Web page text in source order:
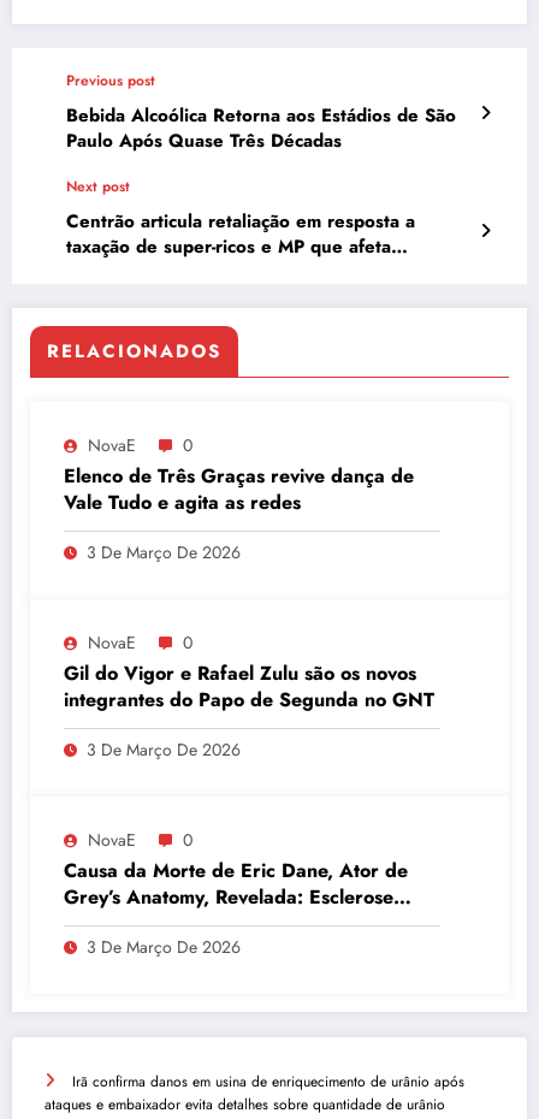
Previous post
Bebida Alcoólica Retorna aos Estádios de São
Paulo Após Quase Três Décadas
Next post
Centrão articula retaliação em resposta a
taxação de super-ricos e MP que afeta
RELACIONADOS
NovaE 0
Elenco de Três Graças revive dança de
Vale Tudo e agita as redes
3 De Março De 2026
NovaE 0
Gil do Vigor e Rafael Zulu são os novos
integrantes do Papo de Segunda no GNT
3 De Março De 2026
NovaE 0
Causa da Morte de Eric Dane, Ator de
Grey’s Anatomy, Revelada: Esclerose
Lateral Amiotrófica
3 De Março De 2026
Irã confirma danos em usina de enriquecimento de urânio após
ataques e embaixador evita detalhes sobre quantidade de urânio